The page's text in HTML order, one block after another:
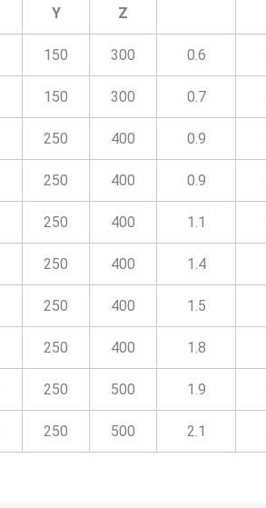
Y Z
150 300 0.6
150 300 0.7
250 400 0.9
250 400 0.9
250 400 1.1
250 400 1.4
250 400 1.5
250 400 1.8
250 500 1.9
250 500 2.1